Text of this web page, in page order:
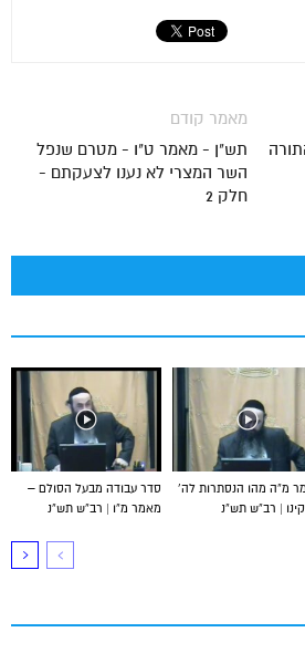
מאמר קודם
תש"ן - מאמר ט"ו - מטרם שנפל
השר המצרי לא נענו לצעקתם -
חלק 2
סדר עבודה מבעל הסולם –
מאמר מ”ו | רב”ש תש”נ
מ”ה מהו הנסתרות לה’
| רב”ש תש”נ